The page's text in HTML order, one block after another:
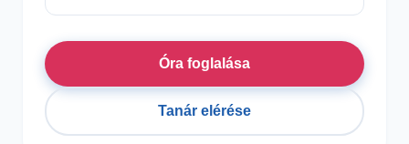
Óra foglalása
Tanár elérése